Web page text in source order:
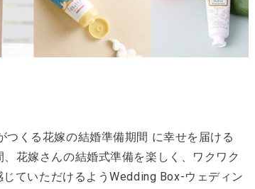
つくる花嫁の結婚準備期間 に幸せを届ける
花嫁さんの結婚式準備を楽しく、ワクワク
ていただけるようWedding Box-ウェディン